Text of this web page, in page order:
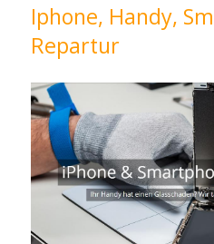
Iphone, Handy,
Repartur